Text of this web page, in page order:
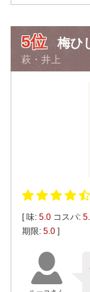
5位 梅ひ
萩・井上
[ 味: 5.0 コスパ:
期限: 5.0 ]